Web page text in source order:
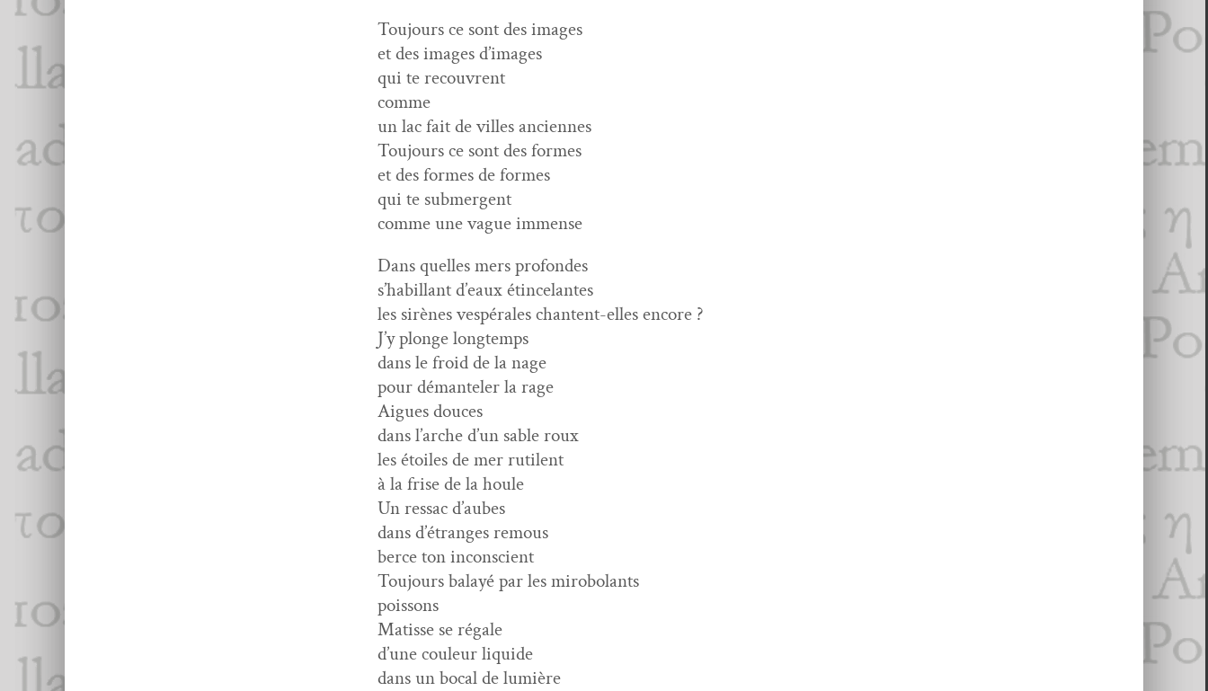
Tou­jours ce sont des images
et des images d’images
qui te recouvrent
comme
un lac fait de villes anciennes
Tou­jours ce sont des formes
et des formes de formes
qui te submergent
comme une vague immense
Dans quelles mers profondes
s’habillant d’eaux étincelantes
les sirènes vespérales chantent-elles encore ?
J’y plonge longtemps
dans le froid de la nage
pour déman­tel­er la rage
Aigues douces
dans l’arche d’un sable roux
les étoiles de mer rutilent
à la frise de la houle
Un ressac d’aubes
dans d’étranges remous
berce ton inconscient
Tou­jours bal­ayé par les mirobolants
poissons
Matisse se régale
d’une couleur liquide
dans un bocal de lumière